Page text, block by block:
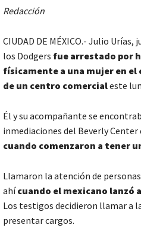
Redacción
CIUDAD DE MÉXICO.- Julio Urías,
los Dodgers fue arrestado por
físicamente a una mujer en
de un centro comercialeste
Él y su acompañante se
inmediaciones del Beverly Center
cuando comenzaron a tener
Llamaron la atención de
ahícuando el mexicano lanzó
Los testigos decidieron llamar a
presentar cargos.